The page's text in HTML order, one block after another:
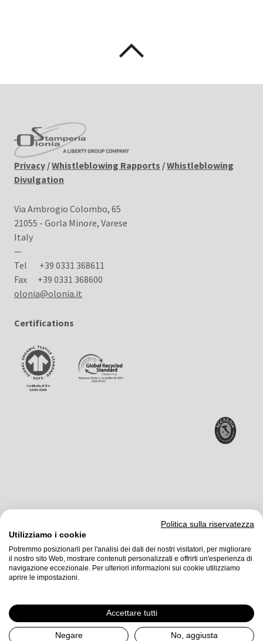
Privacy /Whistleblowing Rapports /Whistleblowing
Divulgation
Via Ambrogio Colombo, 65
21055 - Gorla Minore, Varese
Italy
—
Tel
+39 0331 368611
Fax +39 0331 368600
olonia@olonia.it
Certifications
Stamperia Olonia srl©2026
Liberty Ltd
P.IVA 00216960120
Politica sulla riservatezza
Utilizziamo i cookie
Potremmo posizionarli per l'analisi dei dati dei nostri visitatori, per migliorare
il nostro sito Web, mostrare contenuti personalizzati e offrirti un'esperienza di
navigazione eccezionale. Per ulteriori informazioni sui cookie utilizziamo
aprire le impostazioni.
Accettare tutti
Negare No, aggiusta